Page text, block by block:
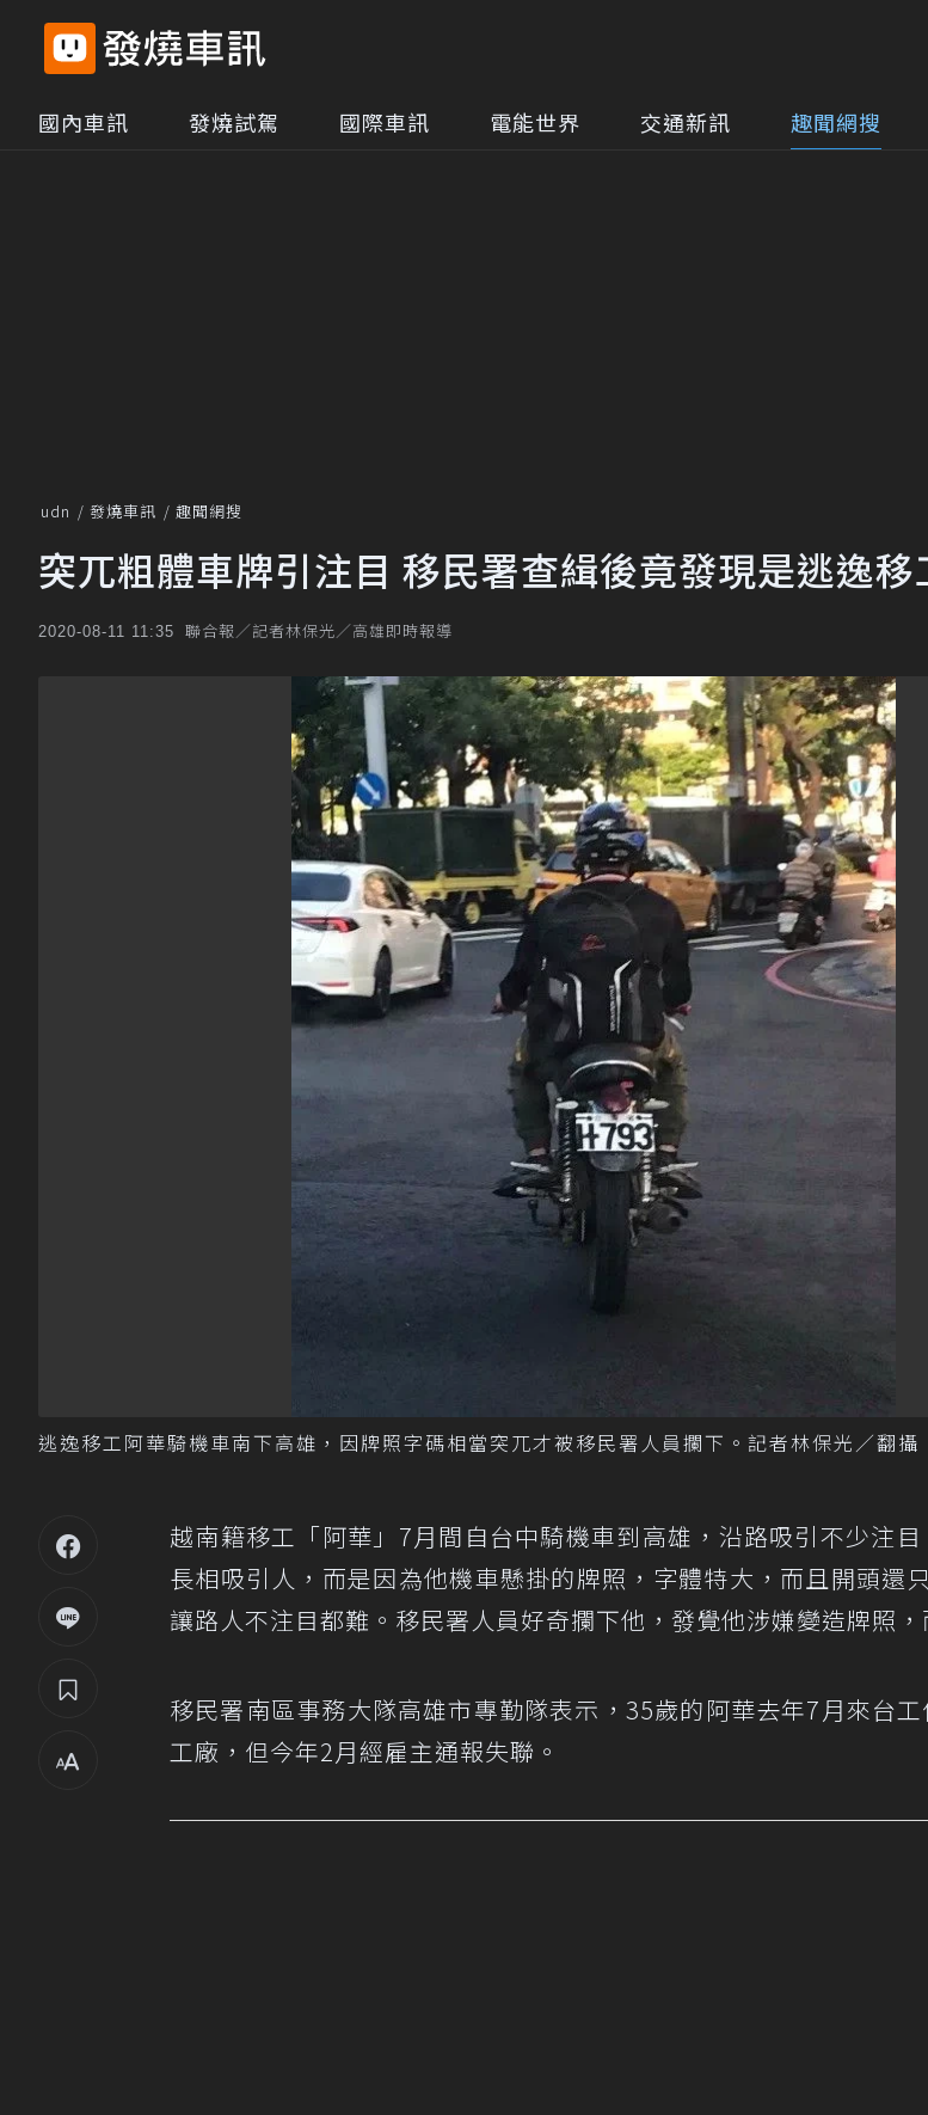
國內車訊 發燒試駕 國際車訊 電能世界 交通新訊 趣聞網搜
udn 發燒車訊 趣聞網搜
突兀粗體車牌引注目 移民署查緝後竟發現是逃逸移
2020-08-11 11:35 聯合報／記者林保光／高雄即時報導
逃逸移工阿華騎機車南下高雄，因牌照字碼相當突兀才被移民署人員攔下。記者林保光／翻攝
越南籍移工「阿華」7月間自台中騎機車到高雄，沿路吸引不少注
長相吸引人，而是因為他機車懸掛的牌照，字體特大，而且開頭還
讓路人不注目都難。移民署人員好奇攔下他，發覺他涉嫌變造牌照，
移民署南區事務大隊高雄市專勤隊表示，35歲的阿華去年7月來台
工廠，但今年2月經雇主通報失聯。